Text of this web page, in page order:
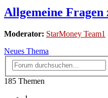
Allgemeine
Moderator: StarMoney Team1
Neues Thema
185 Themen